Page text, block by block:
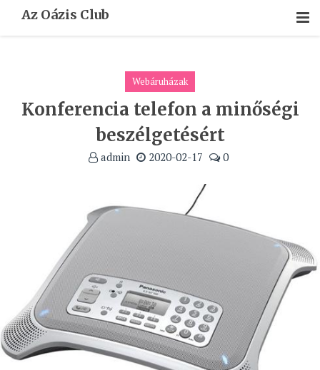
Az Oázis Club
Webáruházak
Konferencia telefon a minőségi
beszélgetésért
admin 2020-02-17 0